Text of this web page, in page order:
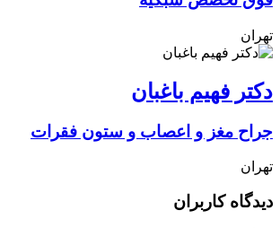
تهران
دکتر فهیم باغبان
جراح مغز و اعصاب و ستون فقرات
تهران
دیدگاه کاربران